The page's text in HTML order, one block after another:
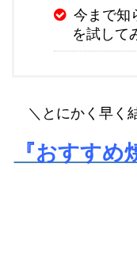
今まで知
を試して
＼とにかく早く
『おすす